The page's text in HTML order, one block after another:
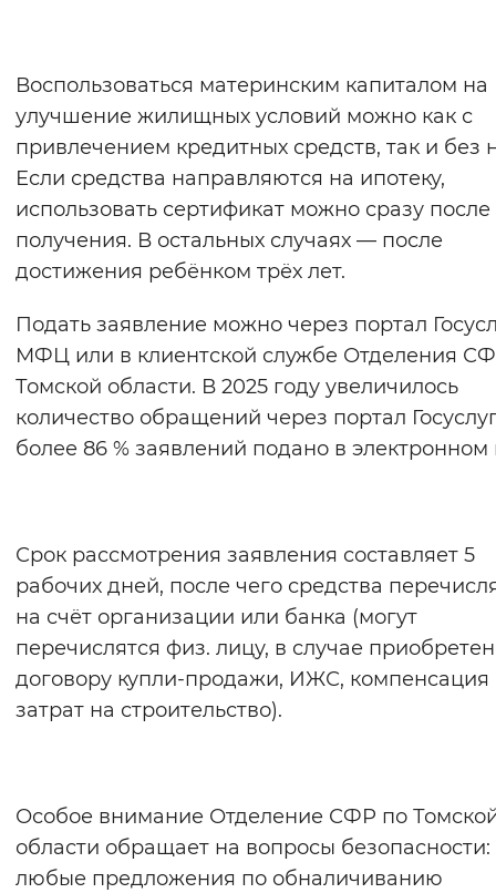
Воспользоваться материнским капиталом на
улучшение жилищных условий можно как с
привлечением кредитных средств, так и без
Если средства направляются на ипотеку,
использовать сертификат можно сразу после
получения. В остальных случаях — после
достижения ребёнком трёх лет.
Подать заявление можно через портал
МФЦ или в клиентской службе Отделения
Томской области. В 2025 году увеличилось
количество обращений через портал
более 86 % заявлений подано в электронном
Срок рассмотрения заявления составляет 5
рабочих дней, после чего средства
на счёт организации или банка (могут
перечислятся физ. лицу, в случае
договору купли-продажи, ИЖС, компенсация
затрат на строительство).
Особое внимание Отделение СФР по
области обращает на вопросы безопасности:
любые предложения по обналичиванию